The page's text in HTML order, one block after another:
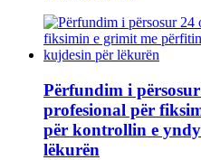
Përfundim i
profesional për
për kontrollin e
lëkurën